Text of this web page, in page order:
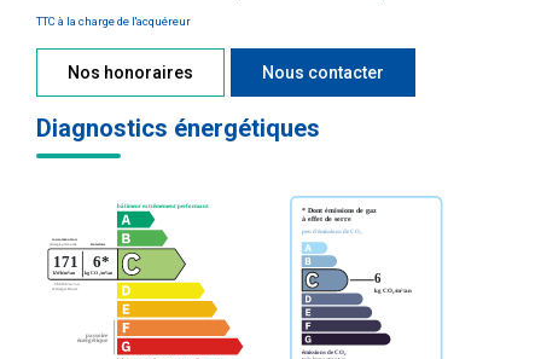
TTC à la charge de l'acquéreur
Nos honoraires Nous contacter
Diagnostics énergétiques